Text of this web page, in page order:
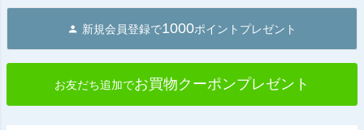
新規会員登録で1000ポイントプレゼント
お友だち追加でお買物クーポンプレゼント